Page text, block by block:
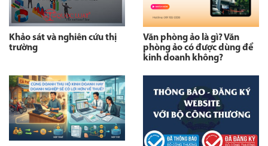
Khảo sát và nghiên cứu thị
trường
Văn phòng ảo là gì? Văn
phòng ảo có được dùng để
kinh doanh không?